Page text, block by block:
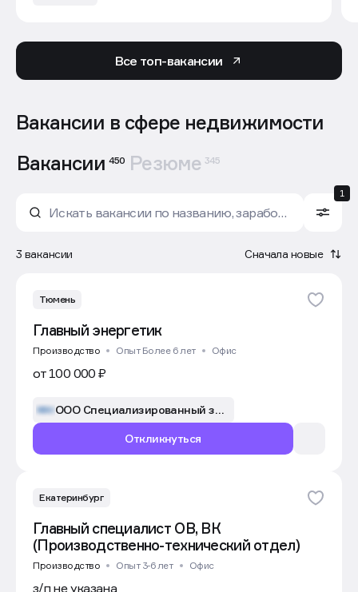
Все топ-вакансии
Вакансии в сфере недвижимости
Вакансии 450 Резюме 345
1
3 вакансии Сначала новые
Тюмень
Главный энергетик
Производство Опыт Более 6 лет Офис
от 100 000 ₽
Откликнуться
ООО Специализированный застройщик «Завод ЖБИ-3»
Екатеринбург
Главный специалист ОВ, ВК
(Производственно-технический отдел)
Производство Опыт 3-6 лет Офис
з/п не указана